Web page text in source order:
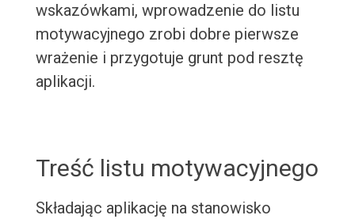
wskazówkami, wprowadzenie do listu
motywacyjnego zrobi dobre pierwsze
wrażenie i przygotuje grunt pod resztę
aplikacji.
Treść listu motywacyjnego
Składając aplikację na stanowisko